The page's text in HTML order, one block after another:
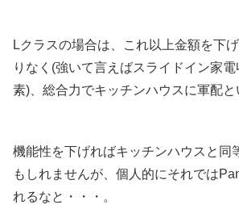
Lクラスの場合は、これ以上金額を下
りなく(強いて言えばスライドイン家
素)、総合力でキッチンハウスに軍配と
機能性を下げればキッチンハウスと同
もしれませんが、個人的にそれでは
れるなと・・・。